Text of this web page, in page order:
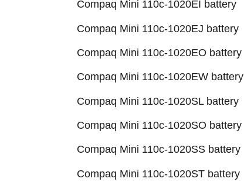
Compaq Mini 110c-1020EI battery
Compaq Mini 110c-1020EJ battery
Compaq Mini 110c-1020EO battery
Compaq Mini 110c-1020EW battery
Compaq Mini 110c-1020SL battery
Compaq Mini 110c-1020SO battery
Compaq Mini 110c-1020SS battery
Compaq Mini 110c-1020ST battery